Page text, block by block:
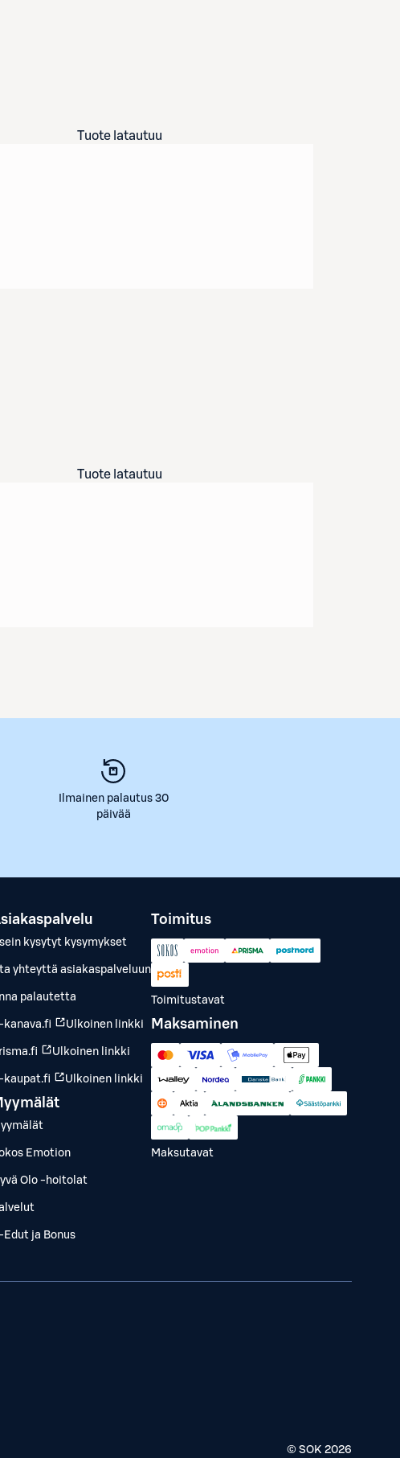
Tuote latautuu
Tuote latautuu
Ilmainen palautus 30
päivää
kysytyt kysymykset
yhteyttä asiakaspalveluun
palautetta
kanava.fi Ulkoinen linkki
Ulkoinen linkki
kaupat.fi Ulkoinen linkki
Emotion
Olo -hoitolat
Edut ja Bonus
Toimitus
Toimitustavat
Maksaminen
Maksutavat
© SOK 2026